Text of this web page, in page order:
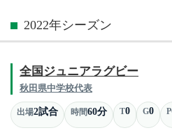
2022年シーズン
全国ジュニアラグビー
秋田県中学校代表
出場2試合 時間60分 T0 G0